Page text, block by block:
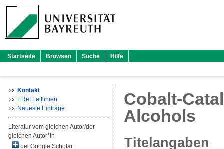
Startseite Browsen Suche Hilfe
Kontakt
ERef Leitlinien
Neueste Einträge
Literatur vom gleichen Autor/der
gleichen Autor*in
bei Google Scholar
Cobalt-
Alcohols
Titelangaben